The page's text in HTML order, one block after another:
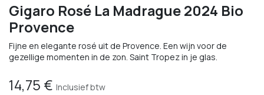
Gigaro Rosé La Madrague 2024 Bio
Provence
Fijne en elegante rosé uit de Provence. Een wijn voor de
gezellige momenten in de zon. Saint Tropez in je glas.
14,75 € Inclusief btw